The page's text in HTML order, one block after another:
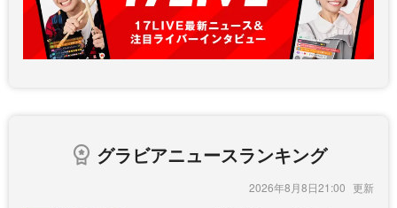
グラビアニュースランキング
2026年8月8日21:00